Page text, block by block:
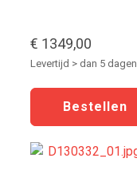
€ 1349,00
Levertijd > dan 5 dagen